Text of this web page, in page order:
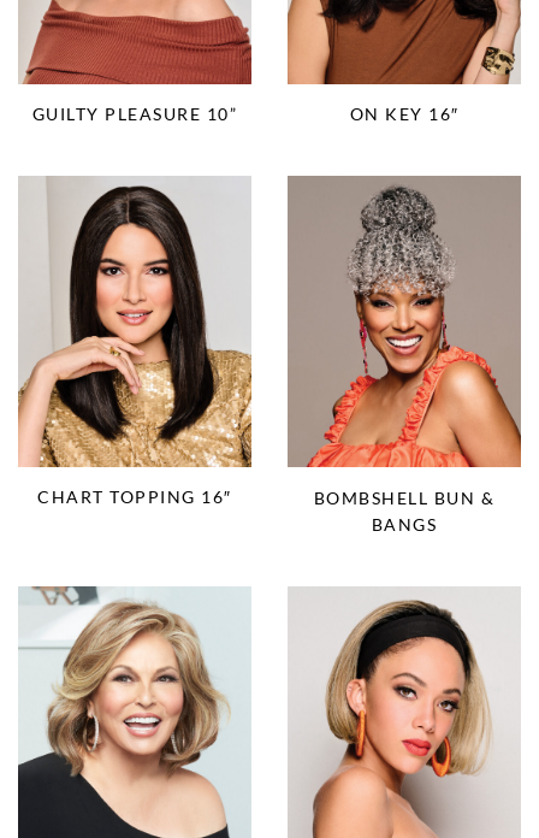
GUILTY PLEASURE 10” ON KEY 16″
CHART TOPPING 16″
BOMBSHELL BUN &
BANGS